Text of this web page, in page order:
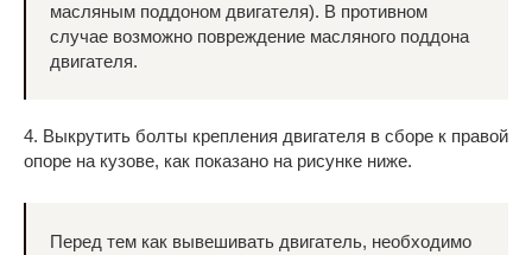
масляным поддоном двигателя). В противном
случае возможно повреждение масляного поддона
двигателя.
4. Выкрутить болты крепления двигателя в сборе к правой
опоре на кузове, как показано на рисунке ниже.
Перед тем как вывешивать двигатель, необходимо